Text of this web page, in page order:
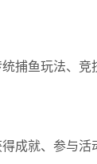
捕鱼玩法、
成就、参与